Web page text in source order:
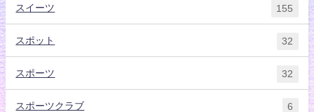
スイーツ 155
スポット 32
スポーツ 32
スポーツクラブ 6